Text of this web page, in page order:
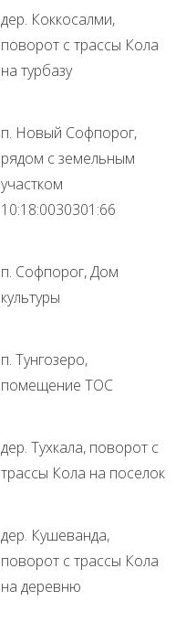
дер. Коккосалми,
поворот с трассы Кола
на турбазу
п. Новый Софпорог,
рядом с земельным
участком
10:18:0030301:66
п. Софпорог, Дом
культуры
п. Тунгозеро,
помещение ТОС
дер. Тухкала, поворот с
трассы Кола на поселок
дер. Кушеванда,
поворот с трассы Кола
на деревню